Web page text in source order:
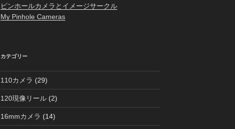
ピンホールカメラとイメージサークル
My Pinhole Cameras
カテゴリー
110カメラ (29)
120現像リール (2)
16mmカメラ (14)